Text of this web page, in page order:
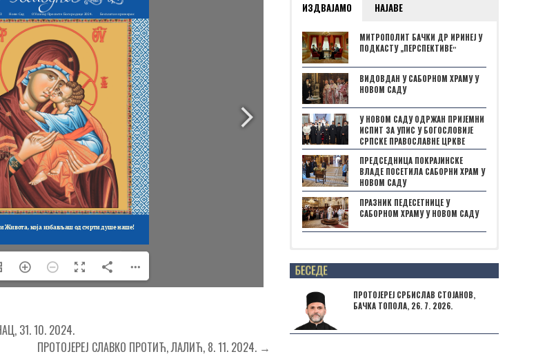
31. 10. 2024.
ПРОТОЈЕРЕЈ СЛАВКО ПРОТИЋ, ЛАЛИЋ, 8. 11. 2024. →
ИЗДВАЈАМО НАЈАВЕ
МИТРОПОЛИТ БАЧКИ ДР ИРИНЕЈ У
ПОДКАСТУ „ПЕРСПЕКТИВЕˮ
ВИДОВДАН У САБОРНОМ ХРАМУ У
НОВОМ САДУ
У НОВОМ САДУ ОДРЖАН ПРИЈЕМНИ
ИСПИТ ЗА УПИС У БОГОСЛОВИЈЕ
СРПСКЕ ПРАВОСЛАВНЕ ЦРКВЕ
ПРЕДСЕДНИЦА ПОКРАЈИНСКЕ
ВЛАДЕ ПОСЕТИЛА САБОРНИ ХРАМ У
НОВОМ САДУ
ПРАЗНИК ПЕДЕСЕТНИЦЕ У
САБОРНОМ ХРАМУ У НОВОМ САДУ
Posts not found
ПРОТОЈЕРЕЈ СРБИСЛАВ СТОЈАНОВ,
БАЧКА ТОПОЛА, 26. 7. 2026.